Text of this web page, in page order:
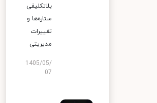
بلاتکلیفی
ستاره‌ها و
تغییرات
مدیریتی
1405/05/
07